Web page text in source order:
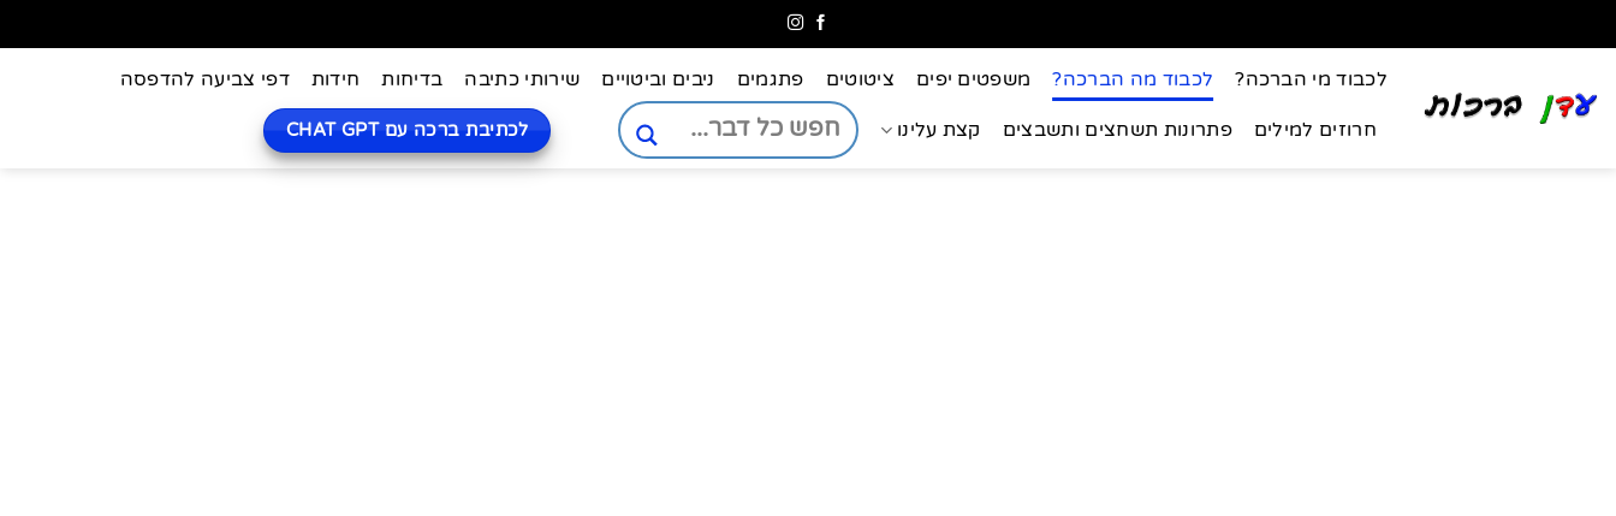
לכבוד מי הברכה? לכבוד מה הברכה? משפטים יפים ציטוטים פתגמים ניבים וביטויים שירותי כתיבה בדיחות חידות דפי צביעה להדפסה
חרוזים למילים פתרונות תשחצים ותשבצים קצת עלינו לכתיבת ברכה עם CHAT GPT